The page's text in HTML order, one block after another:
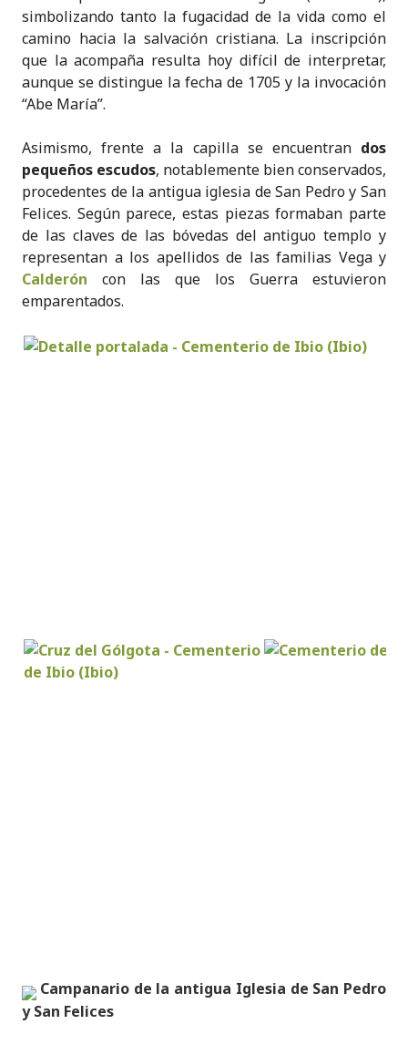
simbolizando tanto la fugacidad de la vida como el
camino hacia la salvación cristiana. La inscripción
que la acompaña resulta hoy difícil de interpretar,
aunque se distingue la fecha de 1705 y la invocación
“Abe María”.
Asimismo, frente a la capilla se encuentran dos
pequeños escudos, notablemente bien conservados,
procedentes de la antigua iglesia de San Pedro y San
Felices. Según parece, estas piezas formaban parte
de las claves de las bóvedas del antiguo templo y
representan a los apellidos de las familias Vega y
Calderón con las que los Guerra estuvieron
emparentados.
Campanario de la antigua Iglesia de San Pedro
y San Felices